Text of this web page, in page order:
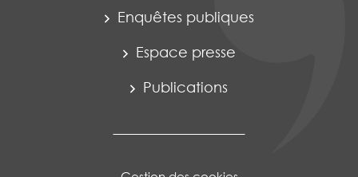
Enquêtes publiques
Espace presse
Publications